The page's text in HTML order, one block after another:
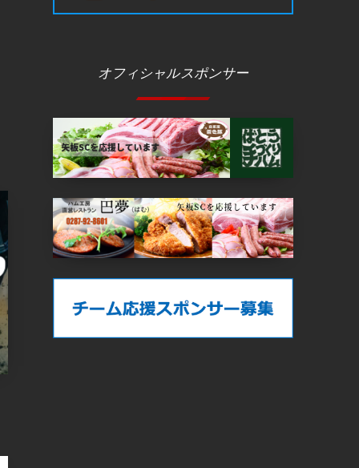
オフィシャルスポンサー